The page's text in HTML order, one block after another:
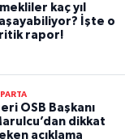
kaç yıl
İşte o
rapor!
OSB Başkanı
dikkat
açıklama